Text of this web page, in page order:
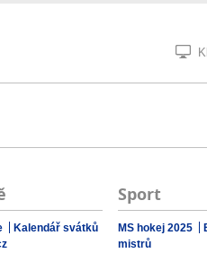
Kalendář svátků
Sport
MS hokej 2025
mistrů